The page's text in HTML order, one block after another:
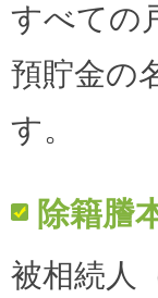
すべての
預貯金の
す。
除籍謄
被相続人